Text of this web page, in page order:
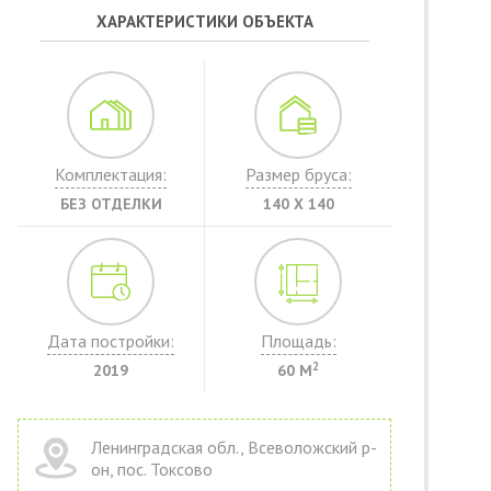
ХАРАКТЕРИСТИКИ ОБЪЕКТА
Комплектация:
БЕЗ ОТДЕЛКИ
Размер бруса:
140 Х 140
Дата постройки:
2019
Площадь:
60 М2
Ленинградская обл., Всеволожский р-
он, пос. Токсово